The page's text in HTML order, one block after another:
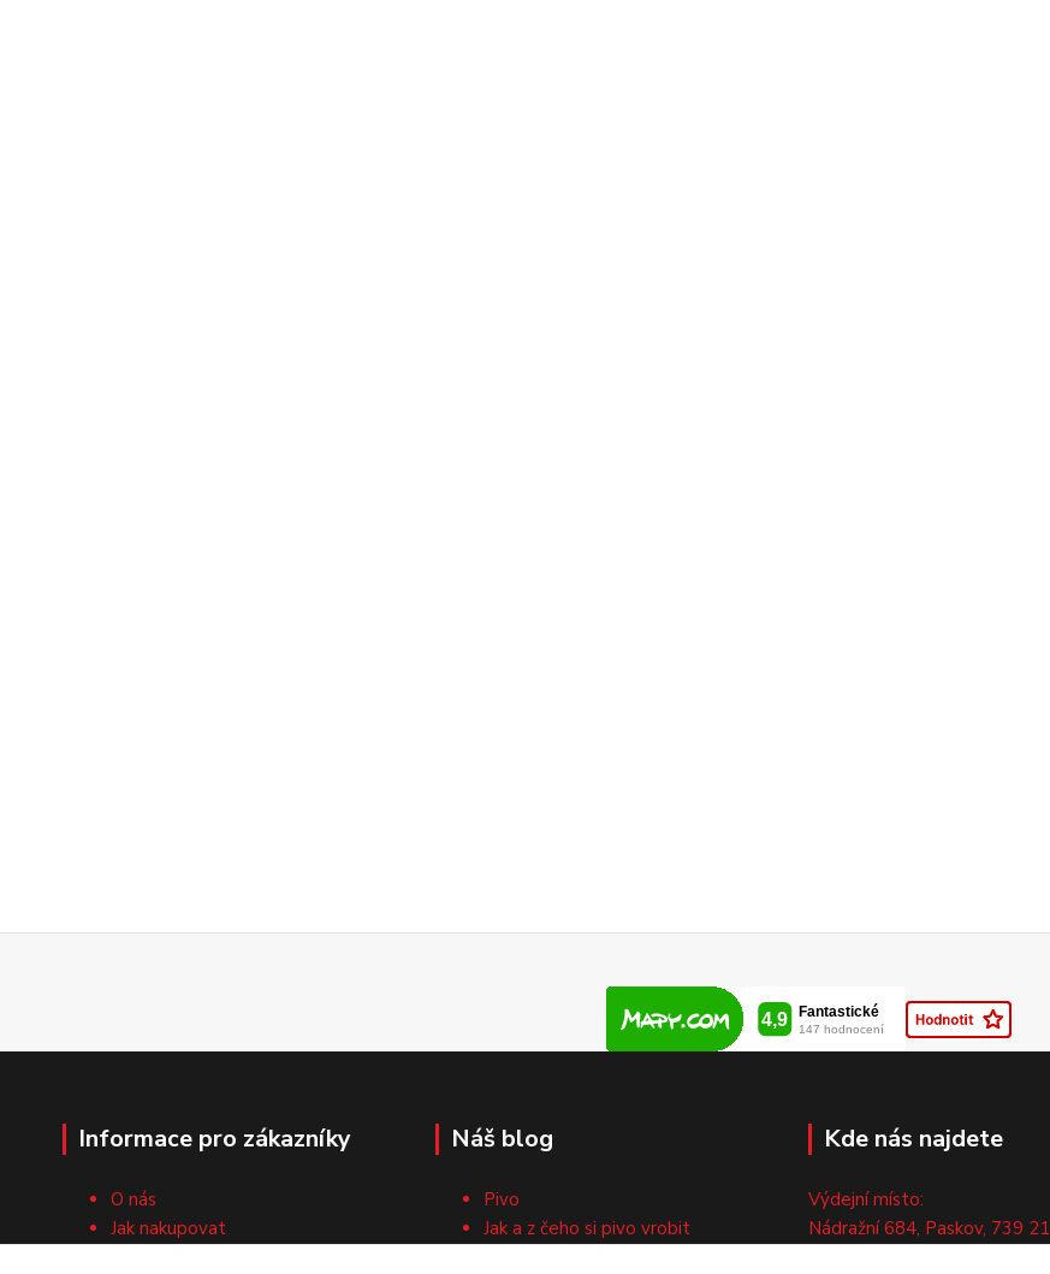
Informace pro zákazníky
O nás
Jak nakupovat
Náš blog
Pivo
Jak a z čeho si pivo vrobit
Kde nás najdete
Výdejní místo:
Nádražní 684, Paskov, 739 21